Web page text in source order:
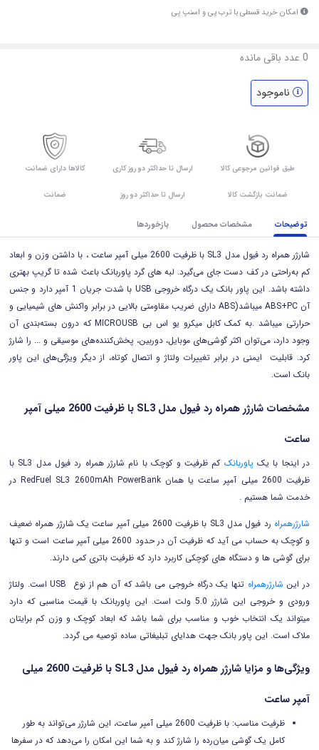
امکان خرید قسطی با ترب پی و اسنپ پی
0 عدد باقی مانده
ناموجود
طبق قوانین مرجوعی کالا
ضمانت بازگشت کالا
ارسال تا حداکثر دو روز کاری
ارسال تا حداکثر دو روز
کالاها دارای ضمانت
ضمانت
توضیحات مشخصات محصول بازخوردها
شارژر همراه رد فیول مدل SL3 با ظرفیت 2600 میلی آمپر ساعت ، با داشتن وزن و ابعاد
کم به‌راحتی در کف دست جای می‌گیرد. لبه های گرد پاوربانک باعث شده تا گریپ بهتری
داشته باشد. این پاور بانک یک درگاه خروجی USB با شدت‌ جریان 1 آمپر دارد و جنس
آن ABS+PC میباشد(ABS دارای ضریب مقاومتی بالایی در برابر واکنش های شیمیایی و
حرارتی میباشد .به کمک کابل میکرو یو اس بی MICROUSB که درون بسته‌بندی آن
وجود دارد، می‌توان اکثر گوشی‌های موبایل، دوربین، پخش‌کننده‌های موسیقی و ... را شارژ
کرد. قابلیت ایمنی در برابر تغییرات ولتاژ و اتصال کوتاه، از دیگر ویژگی‌های این پاور
بانک است.
مشخصات شارژر همراه رد فیول مدل SL3 با ظرفیت 2600 میلی آمپر
ساعت
در اینجا با یک پاوربانک
کم ظرفیت و کوچک با نام شارژر همراه رد فیول مدل SL3 با
ظرفیت 2600 میلی آمپر ساعت یا همان RedFuel SL3 2600mAh PowerBank در
خدمت شما هستیم .
شارژرهمراه
رد فیول مدل SL3 با ظرفیت 2600 میلی آمپر ساعت یک شارژر همراه ضعیف
و کوچک به حساب می آید که ظرفیت آن در حدود 2600 میلی آمپر ساعت است و تنها
برای گوشی ها و دستگاه های کوچکی کاربرد دارد که ظرفیت باتری کمی دارند.
در این شارژرهمراه
تنها یک درگاه خروجی می باشد که آن هم از نوع USB است. ولتاژ
ورودی و خروجی این شارژر 5.0 ولت است. این پاوربانک با قیمت مناسبی که دارد
میتواند یک انتخاب خوب و مناسب برای شما باشد که ابعاد کوچک و وزن کم برایتان
ملاک است. این پاور بانک جهت هدایای تبلیغاتی ساده توصیه می گردد.
ویژگی‌ها و مزایا شارژر همراه رد فیول مدل SL3 با ظرفیت 2600 میلی
آمپر ساعت
ظرفیت مناسب: با ظرفیت 2600 میلی آمپر ساعت، این شارژر می‌تواند به طور
کامل یک گوشی میان‌رده را شارژ کند و به شما این امکان را می‌دهد که در سفرها